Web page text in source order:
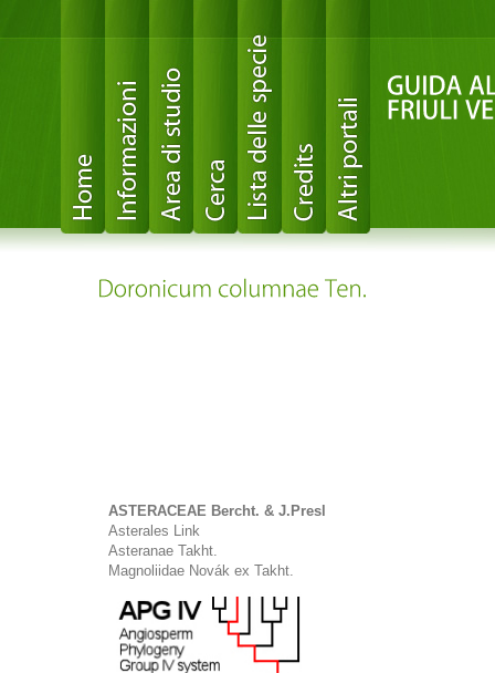
ASTERACEAE Bercht. & J.Presl
Asterales Link
Asteranae Takht.
Magnoliidae Novák ex Takht.